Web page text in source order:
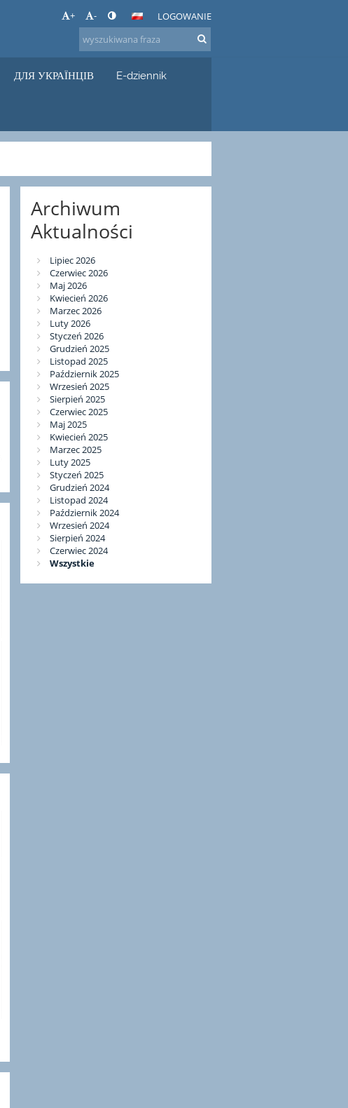
+ - LOGOWANIE
ДЛЯ УКРАЇНЦІВ E-dziennik
Archiwum
Aktualności
Lipiec 2026
Czerwiec 2026
Maj 2026
Kwiecień 2026
Marzec 2026
Luty 2026
Styczeń 2026
Grudzień 2025
Listopad 2025
Październik 2025
Wrzesień 2025
Sierpień 2025
Czerwiec 2025
Maj 2025
Kwiecień 2025
Marzec 2025
Luty 2025
Styczeń 2025
Grudzień 2024
Listopad 2024
Październik 2024
Wrzesień 2024
Sierpień 2024
Czerwiec 2024
Wszystkie